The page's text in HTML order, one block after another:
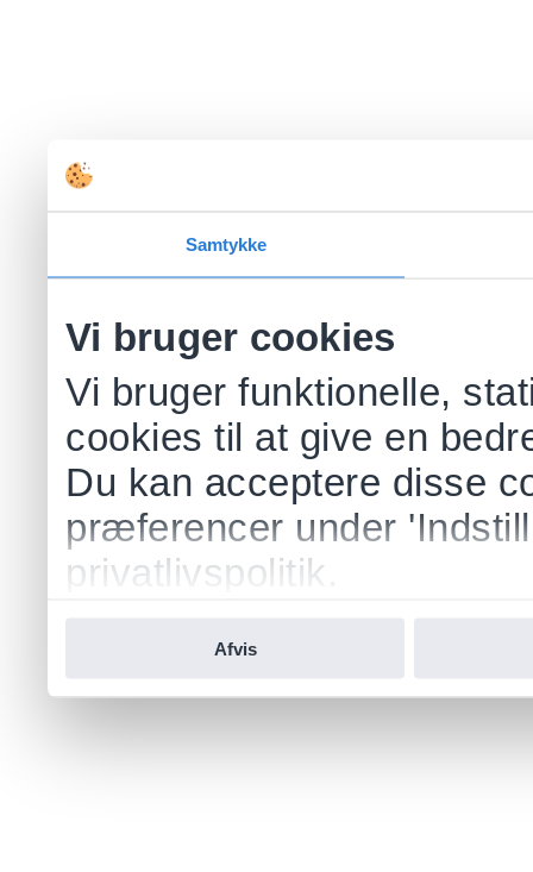
Samtykke
Vi bruger cookies
Vi bruger funktionelle,
cookies til at give en
Du kan acceptere disse
præferencer under
privatlivspolitik.
Afvis